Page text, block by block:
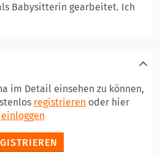
Babysitterin gearbeitet. Ich
im Detail einsehen zu können,
registrieren oder hier
einloggen